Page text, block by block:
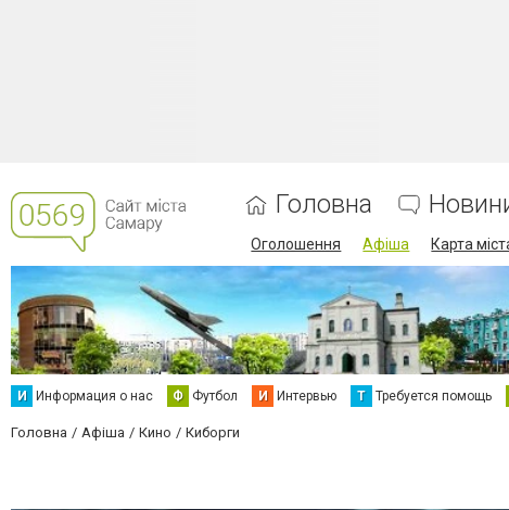
Головна
Оголошення Афіша Карта
И Информация о нас Ф Футбол И Интервью Т Требуется помощь
Головна Афіша Кино Киборги